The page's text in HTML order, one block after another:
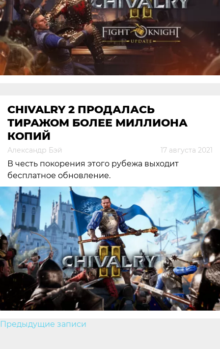
CHIVALRY 2 ПРОДАЛАСЬ
ТИРАЖОМ БОЛЕЕ МИЛЛИОНА
КОПИЙ
Александр Бэй 17 августа 2021
В честь покорения этого рубежа выходит
бесплатное обновление.
Навигация
Предыдущие записи